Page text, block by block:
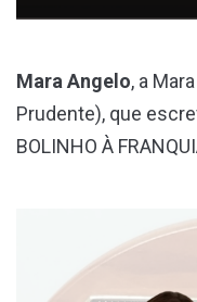
Mara Angelo, a
Prudente), que
BOLINHO À